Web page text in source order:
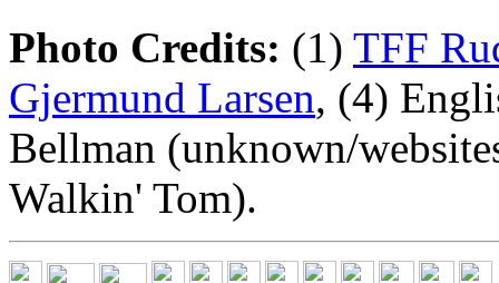
Photo Credits: (1) TFF
Gjermund Larsen, (4)
Bellman (unknown/
Walkin' Tom).